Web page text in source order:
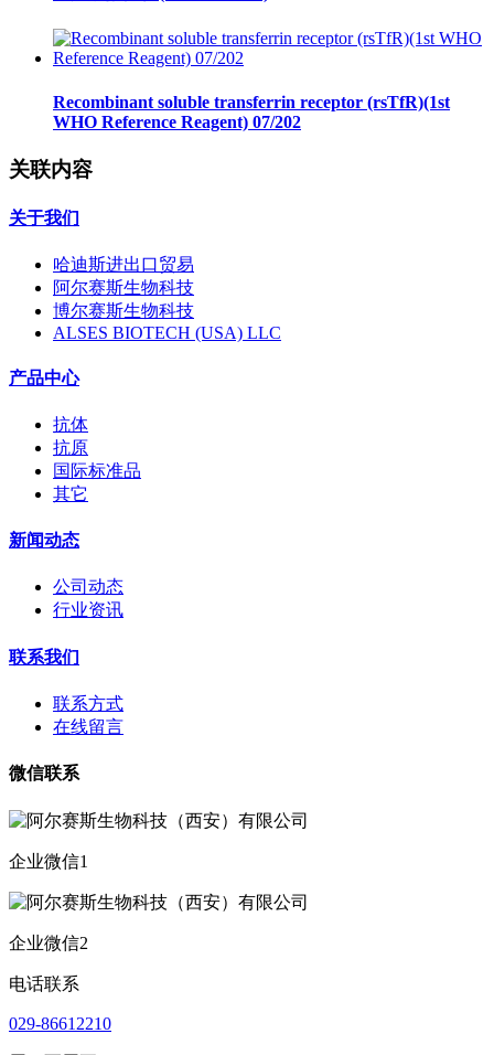
Recombinant soluble transferrin receptor (rsTfR)(1st
WHO Reference Reagent) 07/202
关联内容
关于我们
哈迪斯进出口贸易
阿尔赛斯生物科技
博尔赛斯生物科技
ALSES BIOTECH (USA) LLC
产品中心
抗体
抗原
国际标准品
其它
新闻动态
公司动态
行业资讯
联系我们
联系方式
在线留言
微信联系
企业微信1
企业微信2
电话联系
029-86612210